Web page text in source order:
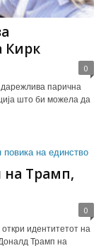
Кирк
0
парична
што би можела да
на Трамп,
0
идентитетот на
Трамп на